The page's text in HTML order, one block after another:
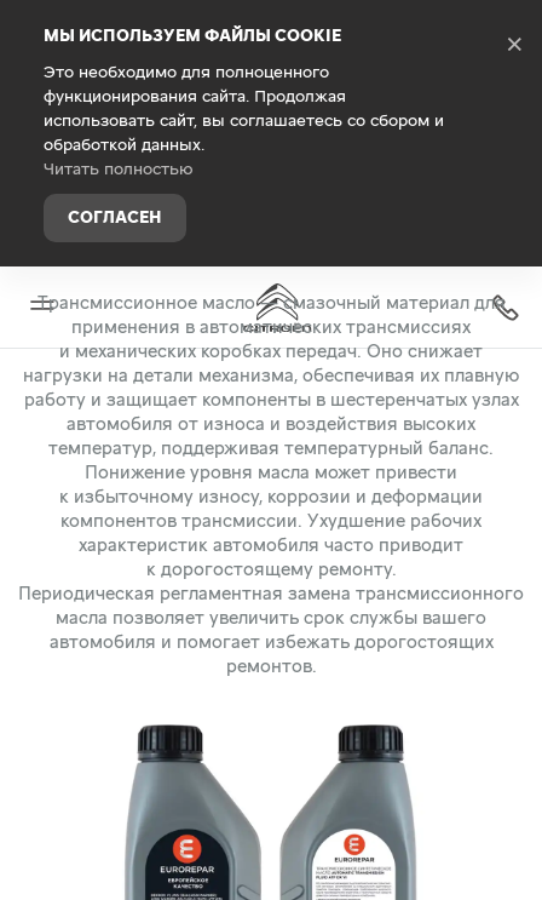
МЫ ИСПОЛЬЗУЕМ ФАЙЛЫ COOKIE
Это необходимо для полноценного
функционирования сайта. Продолжая
использовать сайт, вы соглашаетесь со сбором и
обработкой данных.
Читать полностью
СОГЛАСЕН
×
Главная Владельцам Запасные части и аксессуары
ТРАНСМИССИОННЫЕ МАСЛА EUROREPAR
НАДЕЖНАЯ ЗАЩИТА КОРОБКИ ПЕРЕДАЧ ВАШЕГО АВТОМОБИЛЯ
Трансмиссионное масло — смазочный материал для
применения в автоматических трансмиссиях
и механических коробках передач. Оно снижает
нагрузки на детали механизма, обеспечивая их плавную
работу и защищает компоненты в шестеренчатых узлах
автомобиля от износа и воздействия высоких
температур, поддерживая температурный баланс.
Понижение уровня масла может привести
к избыточному износу, коррозии и деформации
компонентов трансмиссии. Ухудшение рабочих
характеристик автомобиля часто приводит
к дорогостоящему ремонту.
Периодическая регламентная замена трансмиссионного
масла позволяет увеличить срок службы вашего
автомобиля и помогает избежать дорогостоящих
ремонтов.